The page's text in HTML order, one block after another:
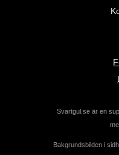
Svartgul.se är en
Bakgrundsbilden i